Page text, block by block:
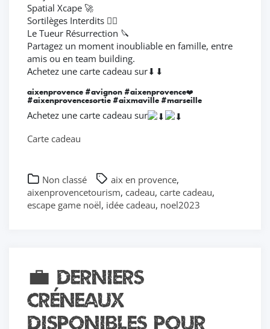
Spatial Xcape 🚀
Sortilèges Interdits 🧙‍♂️
Le Tueur Résurrection 🔪
Partagez un moment inoubliable en famille, entre
amis ou en team building.
Achetez une carte cadeau sur⬇⬇
aixenprovence #avignon #aixenprovence❤️
#aixenprovencesortie #aixmaville #marseille
Achetez une carte cadeau sur
Carte cadeau
Non classé aix en provence,
aixenprovencetourism, cadeau, carte cadeau,
escape game noël, idée cadeau, noel2023
💼 Derniers
créneaux
disponibles pour